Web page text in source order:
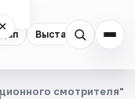
Выставки
×
смотрителя"